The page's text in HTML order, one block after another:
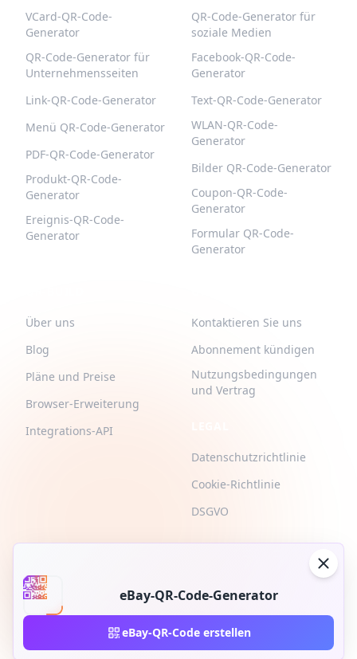
eBay-QR-Code-Generator
eBay-QR-Code erstellen
VCard-QR-Code-
Generator
QR-Code-Generator für
Unternehmensseiten
Link-QR-Code-Generator
Menü QR-Code-Generator
PDF-QR-Code-Generator
Produkt-QR-Code-
Generator
Ereignis-QR-Code-
Generator
QR-Code-Generator für
soziale Medien
Facebook-QR-Code-
Generator
Text-QR-Code-Generator
WLAN-QR-Code-
Generator
Bilder QR-Code-Generator
Coupon-QR-Code-
Generator
Formular QR-Code-
Generator
Über uns
Blog
Pläne und Preise
Browser-Erweiterung
Integrations-API
Kontaktieren Sie uns
Abonnement kündigen
Nutzungsbedingungen
und Vertrag
Datenschutzrichtlinie
Cookie-Richtlinie
DSGVO
2026 © QR-Build. QR-Build. Alle Rechte vorbehalten